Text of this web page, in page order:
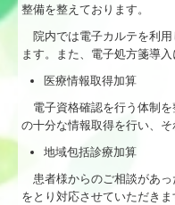
整備を整えております。
院内では電子カルテを利用
ます。また、電子処方箋導
医療情報取得加算
電子資格確認を行う体制を
の十分な情報取得を行い、
地域包括診療加算
患者様からのご相談があ
をとり対応させていただきま